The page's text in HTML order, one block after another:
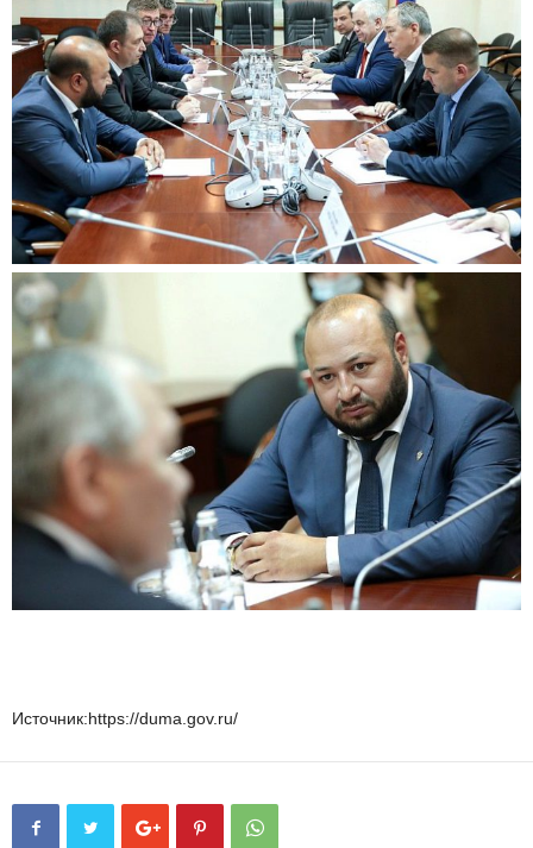
Источник:https://duma.gov.ru/